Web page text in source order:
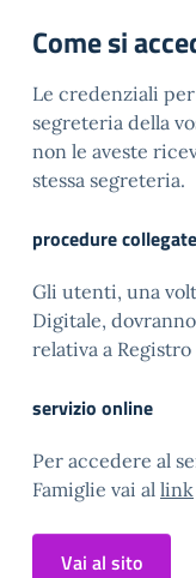
Come si
Le credenziali per
segreteria della
non le aveste
stessa segreteria.
procedure
Gli utenti, una
Digitale,
relativa a Registro
servizio online
Per accedere al
Famiglie vai al link
Vai al sito